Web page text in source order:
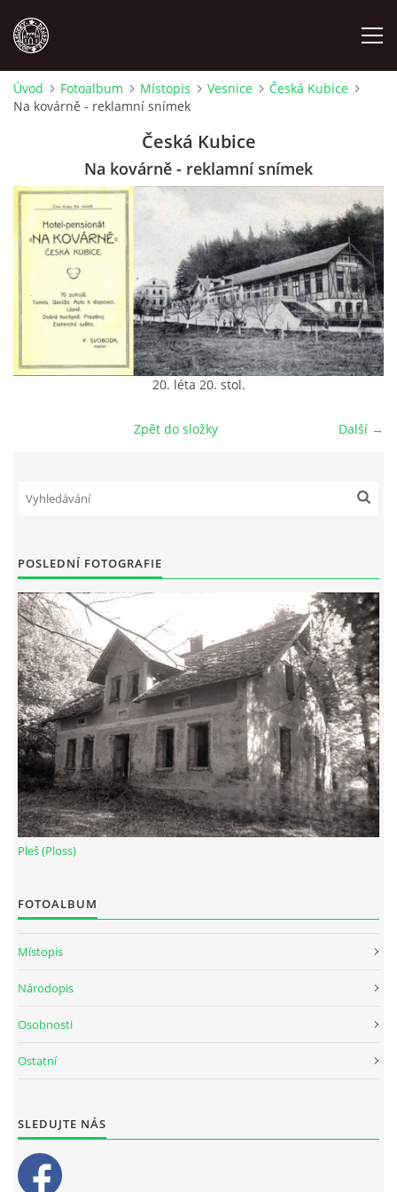
MÍSTOPIS
NÁRODOPIS
OSOBNOSTI
ODKAZY
O NÁS
DŮL NA SLÍDU (NA KOLE)
tel. 773 916 275
info@domdej.cz
--------------------------------------------------------------
Tento projekt je realizován za finanční podpory
města Domažlice.
© 2026 eStránky.cz |Aktualizováno: 17. 7. 2026|Nahoru ↑
Úvod Fotoalbum Místopis Vesnice
Česká Kubice
Na kovárně - reklamní snímek
Česká Kubice
Na kovárně - reklamní snímek
20. léta 20. stol.
Další →
Zpět do složky
POSLEDNÍ FOTOGRAFIE
Pleš (Ploss)
FOTOALBUM
Místopis
Národopis
Osobnosti
Ostatní
SLEDUJTE NÁS